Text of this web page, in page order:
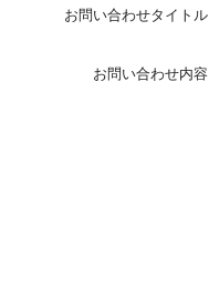
お問い合わせタイトル
お問い合わせ内容